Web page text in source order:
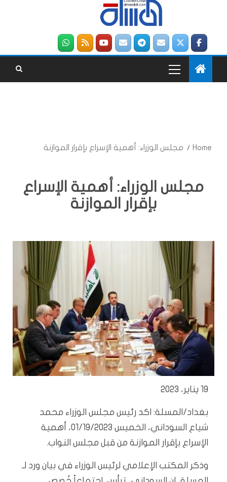
Home مجلس الوزراء: أهمية الإسراع بإقرار الموازنة
مجلس الوزراء: أهمية الإسراع
بإقرار الموازنة
19 يناير، 2023
بغداد/المسلة: اكد رئيس مجلس الوزراء محمد
شياع السوداني، الخميس 01/19/2023، أهمية
الإسراع بإقرار الموازنة من قبل مجلس النواب.
وذكر المكتب الإعلامي لرئيس الوزراء في بيان ورد لـ